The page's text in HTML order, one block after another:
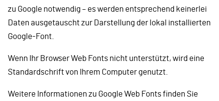
zu Google notwendig – es werden entsprechend keinerlei
Daten ausgetauscht zur Darstellung der lokal installierten
Google-Font.
Wenn Ihr Browser Web Fonts nicht unterstützt, wird eine
Standardschrift von Ihrem Computer genutzt.
Weitere Informationen zu Google Web Fonts finden Sie